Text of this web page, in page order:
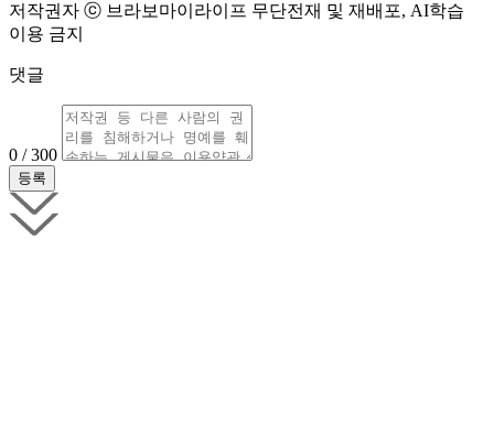
저작권자 ⓒ 브라보마이라이프 무단전재 및 재배포, AI학습
이용 금지
댓글
0 / 300